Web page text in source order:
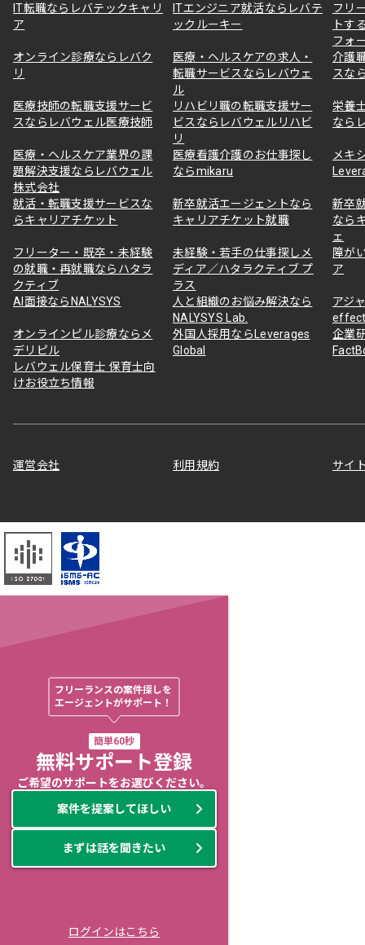
IT転職ならレバテックキャリ
ア
ITエンジニア就活ならレバテ
ックルーキー
フリ
トす
フォ
オンライン診療ならレバク
リ
医療・ヘルスケアの求人・
転職サービスならレバウェ
ル
介護
スな
医療技師の転職支援サービ
スならレバウェル医療技師
リハビリ職の転職支援サー
ビスならレバウェルリハビ
リ
栄養
なら
医療・ヘルスケア業界の課
題解決支援ならレバウェル
株式会社
医療看護介護のお仕事探し
ならmikaru
メキ
就活・転職支援サービスな
らキャリアチケット
新卒就活エージェントなら
キャリアチケット就職
新卒
なら
ェ
フリーター・既卒・未経験
の就職・再就職ならハタラ
クティブ
未経験・若手の仕事探しメ
ディア／ハタラクティブ プ
ラス
障が
ア
AI面接ならNALYSYS
人と組織のお悩み解決なら
NALYSYS Lab.
アジ
オンラインピル診療ならメ
デリピル
外国人採用ならLeverages
Global
企業
レバウェル保育士 保育士向
けお役立ち情報
運営会社 利用規約 サイ
フリーランスの案件探しを
エージェントがサポート！
簡単60秒
無料サポート登録
ご希望のサポートをお選びください。
案件を提案してほしい
まずは話を聞きたい
ログインはこちら